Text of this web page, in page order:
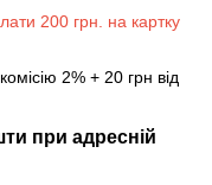
200 грн. на картку
2% + 20 грн від
при адресній